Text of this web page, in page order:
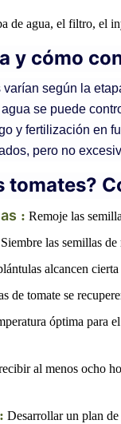
de agua, el filtro, el
y cómo
según la
se puede
y fertilización en
pero no
: Remoje las
Siembre las semillas
alcancen
de tomate se
óptima para
al menos ocho
: Desarrollar un plan